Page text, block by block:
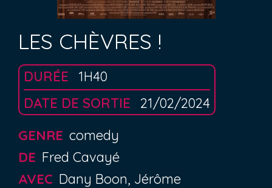
LES CHÈVRES !
DURÉE
1H40
DATE DE SORTIE
21/02/2024
GENRE comedy
DE Fred Cavayé
AVEC Dany Boon, Jérôme